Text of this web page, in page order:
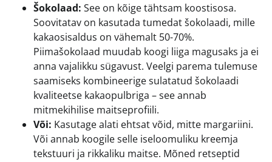
Šokolaad: See on kõige tähtsam koostisosa.
Soovitatav on kasutada tumedat šokolaadi, mille
kakaosisaldus on vähemalt 50-70%.
Piimašokolaad muudab koogi liiga magusaks ja ei
anna vajalikku sügavust. Veelgi parema tulemuse
saamiseks kombineerige sulatatud šokolaadi
kvaliteetse kakaopulbriga – see annab
mitmekihilise maitseprofiili.
Või: Kasutage alati ehtsat võid, mitte margariini.
Või annab koogile selle iseloomuliku kreemja
tekstuuri ja rikkaliku maitse. Mõned retseptid